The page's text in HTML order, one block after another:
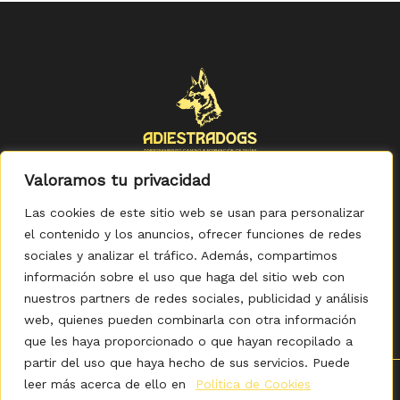
Valoramos tu privacidad
Las cookies de este sitio web se usan para personalizar
el contenido y los anuncios, ofrecer funciones de redes
sociales y analizar el tráfico. Además, compartimos
información sobre el uso que haga del sitio web con
nuestros partners de redes sociales, publicidad y análisis
web, quienes pueden combinarla con otra información
que les haya proporcionado o que hayan recopilado a
partir del uso que haya hecho de sus servicios. Puede
leer más acerca de ello en
Política de Cookies
Política de Privacidad -Política de Cookies-Aviso legal
Accesibilidad- Condiciones Generales de Compra